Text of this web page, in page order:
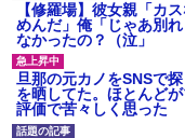
【修羅場】彼女親「カ
めんだ」俺「じゃあ別
なかったの？（泣」
旦那の元カノをSNSで
を晒してた。ほとんど
評価で苦々しく思った